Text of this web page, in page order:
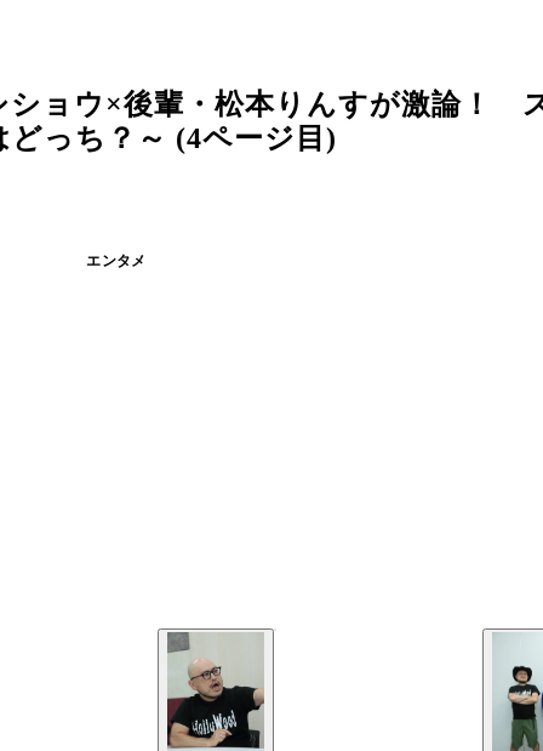
ショウ×後輩・松本りんすが激論！
っち？～ (4ページ目)
エンタメ